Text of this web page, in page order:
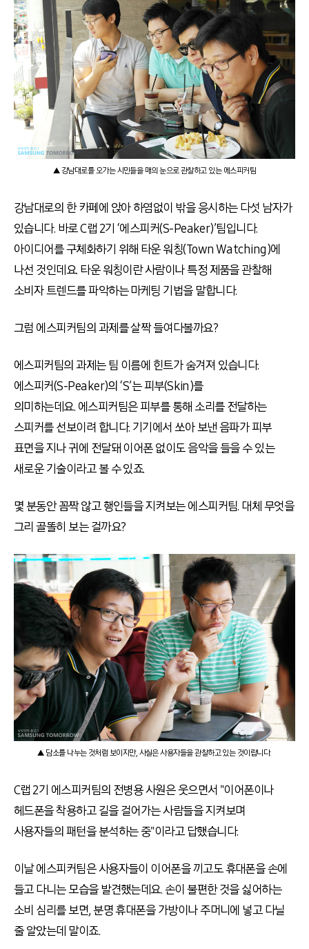
▲ 강남대로를 오가는 시민들을 매의 눈으로 관찰하고 있는 에스피커팀
강남대로의 한 카페에 앉아 하염없이 밖을 응시하는 다섯 남자가
있습니다. 바로 C랩 2기 ‘에스피커(S-Peaker)’팀입니다.
아이디어를 구체화하기 위해 타운 워칭(Town Watching)에
나선 것인데요. 타운 워칭이란 사람이나 특정 제품을 관찰해
소비자 트렌드를 파악하는 마케팅 기법을 말합니다.
그럼 에스피커팀의 과제를 살짝 들여다볼까요?
에스피커팀의 과제는 팀 이름에 힌트가 숨겨져 있습니다.
에스피커(S-Peaker)의 ‘S’는 피부(Skin)를
의미하는데요. 에스피커팀은 피부를 통해 소리를 전달하는
스피커를 선보이려 합니다. 기기에서 쏘아 보낸 음파가 피부
표면을 지나 귀에 전달돼 이어폰 없이도 음악을 들을 수 있는
새로운 기술이라고 볼 수 있죠.
몇 분동안 꼼짝 않고 행인들을 지켜보는 에스피커팀. 대체 무엇을
그리 골똘히 보는 걸까요?
▲ 담소를 나누는 것처럼 보이지만, 사실은 사용자들을 관찰하고 있는 것이랍니다.
C랩 2기 에스피커팀의 전병용 사원은 웃으면서 "이어폰이나
헤드폰을 착용하고 길을 걸어가는 사람들을 지켜보며
사용자들의 패턴을 분석하는 중"이라고 답했습니다.
이날 에스피커팀은 사용자들이 이어폰을 끼고도 휴대폰을 손에
들고 다니는 모습을 발견했는데요. 손이 불편한 것을 싫어하는
소비 심리를 보면, 분명 휴대폰을 가방이나 주머니에 넣고 다닐
줄 알았는데 말이죠.